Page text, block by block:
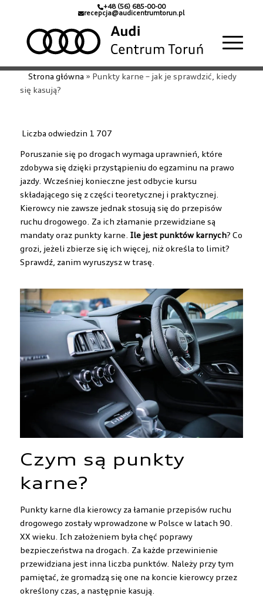
+48 (56) 685-00-00
recepcja@audicentrumtorun.pl
Strona główna » Punkty karne – jak je sprawdzić, kiedy
się kasują?
Liczba odwiedzin 1 707
Poruszanie się po drogach wymaga uprawnień, które
zdobywa się dzięki przystąpieniu do egzaminu na prawo
jazdy. Wcześniej konieczne jest odbycie kursu
składającego się z części teoretycznej i praktycznej.
Kierowcy nie zawsze jednak stosują się do przepisów
ruchu drogowego. Za ich złamanie przewidziane są
mandaty oraz punkty karne. Ile jest punktów karnych? Co
grozi, jeżeli zbierze się ich więcej, niż określa to limit?
Sprawdź, zanim wyruszysz w trasę.
Czym są punkty
karne?
Punkty karne dla kierowcy za łamanie przepisów ruchu
drogowego zostały wprowadzone w Polsce w latach 90.
XX wieku. Ich założeniem była chęć poprawy
bezpieczeństwa na drogach. Za każde przewinienie
przewidziana jest inna liczba punktów. Należy przy tym
pamiętać, że gromadzą się one na koncie kierowcy przez
określony czas, a następnie kasują.